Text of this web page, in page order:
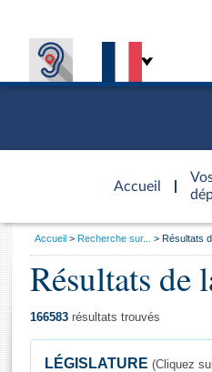
Accueil
d'accueil
Général
Vous
Accueil Recherche sur... Résultats
Résultats de
166583 résultats trouvés
LÉGISLATURE (Cliquez